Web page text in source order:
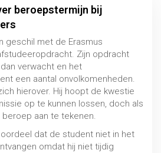
beroepstermijn bij
geschil met de Erasmus
Zijn opdracht
verwacht en het
een aantal onvolkomenheden.
hierover. Hij hoopt de kwestie
op te kunnen lossen, doch als
aan te tekenen.
dat de student niet in het
omdat hij niet tijdig